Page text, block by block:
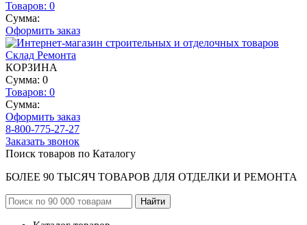
Товаров: 0
Сумма:
Оформить заказ
КОРЗИНА
Сумма: 0
Товаров: 0
Сумма:
Оформить заказ
8-800-775-27-27
Заказать звонок
Поиск товаров по Каталогу
БОЛЕЕ 90 ТЫСЯЧ ТОВАРОВ ДЛЯ ОТДЕЛКИ И РЕМОНТА